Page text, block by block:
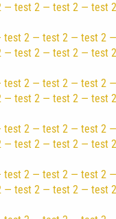
test 2 — test 2 —
test 2 — test 2 — test
test 2 — test 2 —
test 2 — test 2 — test
test 2 — test 2 —
test 2 — test 2 — test
test 2 — test 2 —
test 2 — test 2 — test
test 2 — test 2 —